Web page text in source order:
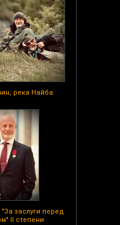
река Найба
заслуги перед
II степени